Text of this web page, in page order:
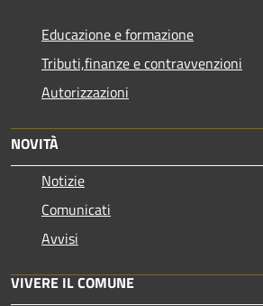
Educazione e formazione
Tributi,finanze e contravvenzioni
Autorizzazioni
NOVITÀ
Notizie
Comunicati
Avvisi
VIVERE IL COMUNE